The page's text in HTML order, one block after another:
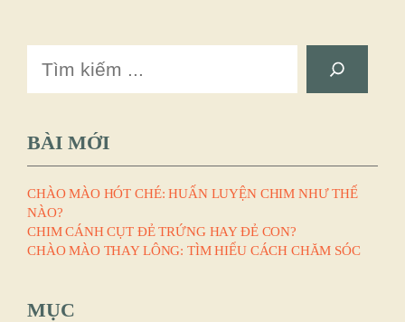
Search
BÀI MỚI
CHÀO MÀO HÓT CHÉ: HUẤN LUYỆN CHIM NHƯ THẾ
NÀO?
CHIM CÁNH CỤT ĐẺ TRỨNG HAY ĐẺ CON?
CHÀO MÀO THAY LÔNG: TÌM HIỂU CÁCH CHĂM SÓC
MỤC